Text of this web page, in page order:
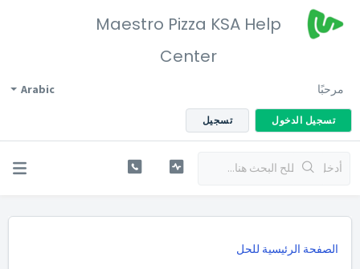
Maestro Pizza KSA Help
Center
Arabic مرحبًا
تسجيل الدخول تسجيل
الصفحة الرئيسية للحل